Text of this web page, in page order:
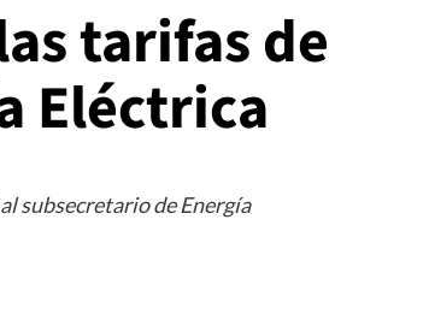
tarifas de
Eléctrica
subsecretario de Energía